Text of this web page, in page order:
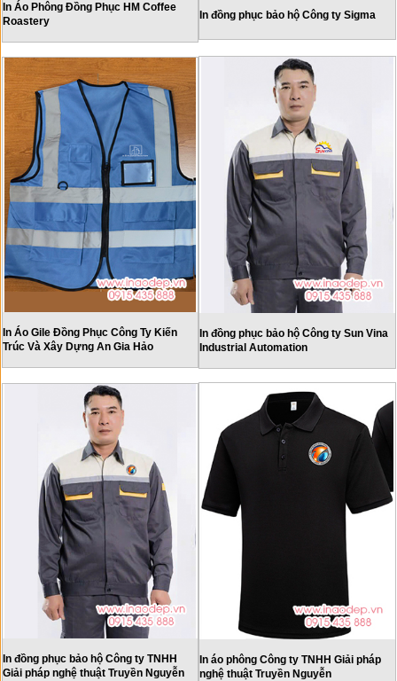
In Áo Phông Đồng Phục HM Coffee
Roastery
In đồng phục bảo hộ Công ty Sigma
In Áo Gile Đồng Phục Công Ty Kiến
Trúc Và Xây Dựng An Gia Hảo
In đồng phục bảo hộ Công ty Sun Vina
Industrial Automation
In đồng phục bảo hộ Công ty TNHH
Giải pháp nghệ thuật Truyền Nguyễn
In áo phông Công ty TNHH Giải pháp
nghệ thuật Truyền Nguyễn